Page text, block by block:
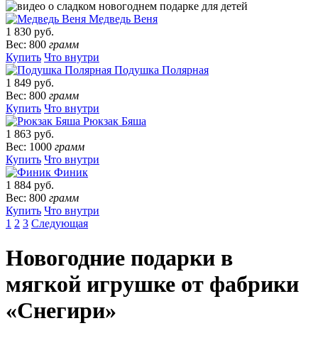
Медведь Веня
1 830 руб.
Вес: 800 грамм
Купить Что внутри
Подушка Полярная
1 849 руб.
Вес: 800 грамм
Купить Что внутри
Рюкзак Бяша
1 863 руб.
Вес: 1000 грамм
Купить Что внутри
Финик
1 884 руб.
Вес: 800 грамм
Купить Что внутри
1 2 3 Следующая
Новогодние подарки в
мягкой игрушке от фабрики
«Снегири»